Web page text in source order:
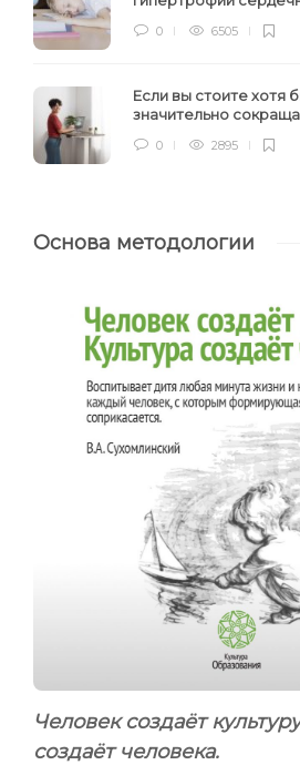
0 6505
Если вы стоите хотя
значительно
0 2895
Основа методологии
Человек создаёт
создаёт человека.